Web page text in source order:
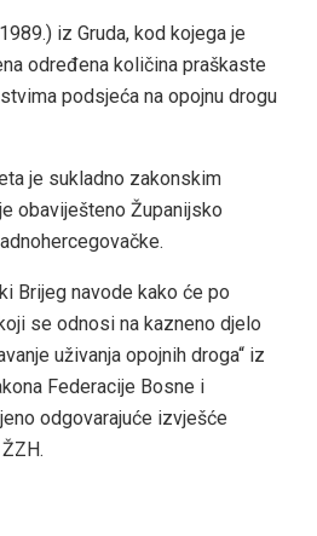
iz Gruda, kod kojega je
određena količina praškaste
podsjeća na opojnu drogu
je sukladno zakonskim
obaviješteno Županijsko
Brijeg navode kako će po
se odnosi na kazneno djelo
uživanja opojnih droga“ iz
Federacije Bosne i
odgovarajuće izvješće